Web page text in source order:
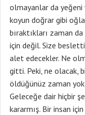
olmayanlar da yeğeni
koyun doğrar gibi
bıraktıkları zaman
için değil. Size
alet edecekler. Ne
gitti. Peki, ne olacak,
öldüğünüz zaman
Geleceğe dair hiçbir
kararmış. Bir insan